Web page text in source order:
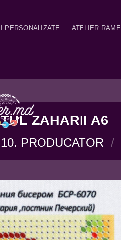
PERSONALIZATE ATELIER RAME
ZAHARII A6
10. PRODUCATOR /